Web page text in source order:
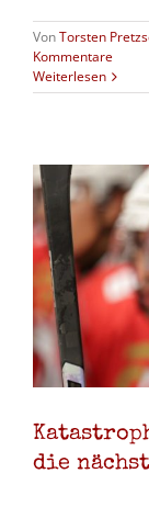
VonTorsten
Kommentare
Weiterlesen
die